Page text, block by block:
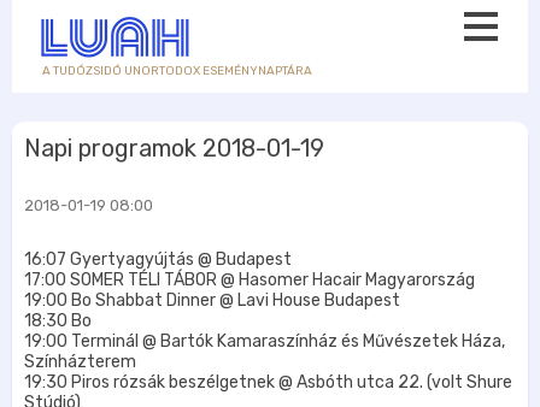
A TUDÓZSIDÓ UNORTODOX ESEMÉNYNAPTÁRA
Napi programok 2018-01-19
2018-01-19 08:00
16:07 Gyertyagyújtás @ Budapest
17:00 SOMER TÉLI TÁBOR @ Hasomer Hacair Magyarország
19:00 Bo Shabbat Dinner @ Lavi House Budapest
18:30 Bo
19:00 Terminál @ Bartók Kamaraszínház és Művészetek Háza,
Színházterem
19:30 Piros rózsák beszélgetnek @ Asbóth utca 22. (volt Shure
Stúdió)